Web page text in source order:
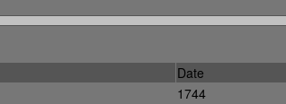
Date
1744